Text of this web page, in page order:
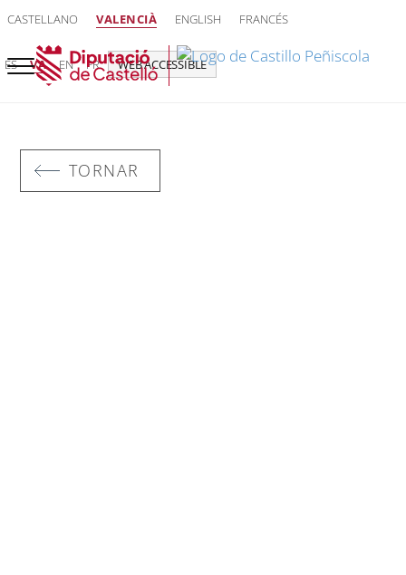
CASTELLANO VALENCIÀ ENGLISH FRANCÉS
ES VA EN FR WEB ACCESSIBLE
TORNAR